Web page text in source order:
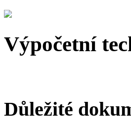
Výpočetní
Důležité